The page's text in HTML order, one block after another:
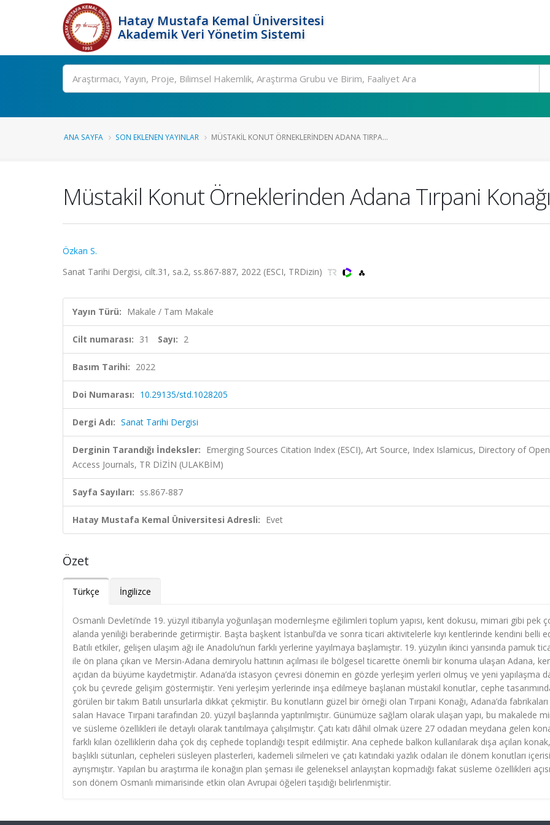
Hatay Mustafa Kemal Üniversitesi
Akademik Veri Yönetim Sistemi
Ara
ANA SAYFA SON EKLENEN YAYINLAR MÜSTAKIL KONUT ÖRNEKLERINDEN ADANA TIRPA...
Müstakil Konut Örneklerinden Adana Tırpani
Özkan S.
Sanat Tarihi Dergisi, cilt.31, sa.2, ss.867-887, 2022 (ESCI, TRDizin)
Yayın Türü: Makale / Tam Makale
Cilt numarası: 31 Sayı: 2
Basım Tarihi: 2022
Doi Numarası: 10.29135/std.1028205
Dergi Adı: Sanat Tarihi Dergisi
Derginin Tarandığı İndeksler: Emerging Sources Citation Index (ESCI), Art Source, Index Islamicus, Directory of Open
Access Journals, TR DİZİN (ULAKBİM)
Sayfa Sayıları: ss.867-887
Hatay Mustafa Kemal Üniversitesi Adresli: Evet
Özet
Türkçe İngilizce
Osmanlı Devleti’nde 19. yüzyıl itibarıyla yoğunlaşan modernleşme eğilimleri toplum yapısı, kent dokusu, mimari gibi pek
alanda yeniliği beraberinde getirmiştir. Başta başkent İstanbul’da ve sonra ticari aktivitelerle kıyı kentlerinde kendini belli
Batılı etkiler, gelişen ulaşım ağı ile Anadolu’nun farklı yerlerine yayılmaya başlamıştır. 19. yüzyılın ikinci yarısında pamuk
ile ön plana çıkan ve Mersin-Adana demiryolu hattının açılması ile bölgesel ticarette önemli bir konuma ulaşan Adana,
açıdan da büyüme kaydetmiştir. Adana’da istasyon çevresi dönemin en gözde yerleşim yerleri olmuş ve yeni yapılaşma
çok bu çevrede gelişim göstermiştir. Yeni yerleşim yerlerinde inşa edilmeye başlanan müstakil konutlar, cephe
görülen bir takım Batılı unsurlarla dikkat çekmiştir. Bu konutların güzel bir örneği olan Tırpani Konağı, Adana’da
salan Havace Tırpani tarafından 20. yüzyıl başlarında yaptırılmıştır. Günümüze sağlam olarak ulaşan yapı, bu makalede
ve süsleme özellikleri ile detaylı olarak tanıtılmaya çalışılmıştır. Çatı katı dâhil olmak üzere 27 odadan meydana gelen
farklı kılan özelliklerin daha çok dış cephede toplandığı tespit edilmiştir. Ana cephede balkon kullanılarak dışa açılan
başlıklı sütunları, cepheleri süsleyen plasterleri, kademeli silmeleri ve çatı katındaki yazlık odaları ile dönem konutları
ayrışmıştır. Yapılan bu araştırma ile konağın plan şeması ile geleneksel anlayıştan kopmadığı fakat süsleme özellikleri
son dönem Osmanlı mimarisinde etkin olan Avrupai öğeleri taşıdığı belirlenmiştir.